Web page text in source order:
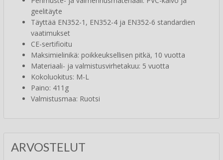
geelitäyte
Täyttää EN352-1, EN352-4 ja EN352-6 standardien
vaatimukset
CE-sertifioitu
Maksimielinikä: poikkeuksellisen pitkä, 10 vuotta
Materiaali- ja valmistusvirhetakuu: 5 vuotta
Kokoluokitus: M-L
Paino: 411g
Valmistusmaa: Ruotsi
ARVOSTELUT